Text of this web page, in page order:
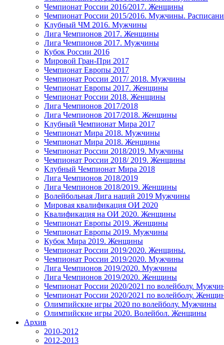
Чемпионат России 2016/2017. Женщины
Чемпионат России 2015/2016. Мужчины.
Клубный ЧМ 2016. Мужчины
Лига Чемпионов 2017. Женщины
Лига Чемпионов 2017. Мужчины
Кубок России 2016
Мировой Гран-При 2017
Чемпионат Европы 2017
Чемпионат России 2017/ 2018. Мужчины
Чемпионат Европы 2017. Женщины
Чемпионат России 2018. Женщины
Лига Чемпионов 2017/2018
Лига Чемпионов 2017/2018. Женщины
Клубный Чемпионат Мира 2017
Чемпионат Мира 2018. Мужчины
Чемпионат Мира 2018. Женщины
Чемпионат России 2018/2019. Мужчины
Чемпионат России 2018/ 2019. Женщины
Клубный Чемпионат Мира 2018
Лига Чемпионов 2018/2019
Лига Чемпионов 2018/2019. Женщины
Волейбольная Лига наций 2019 Мужчины
Мировая квалификация ОИ 2020
Квалификация на ОИ 2020. Женщины
Чемпионат Европы 2019. Женщины
Чемпионат Европы 2019. Мужчины
Кубок Мира 2019. Женщины
Чемпионат России 2019/2020. Женщины.
Чемпионат России 2019/2020. Мужчины
Лига Чемпионов 2019/2020. Мужчины
Лига Чемпионов 2019/2020. Женщины
Чемпионат России 2020/2021 по волейболу.
Чемпионат России 2020/2021 по волейболу.
Олимпийские игры 2020 по волейболу. Мужчины
Олимпийские игры 2020. Волейбол. Женщины
Архив
2010-2012
2012-2013